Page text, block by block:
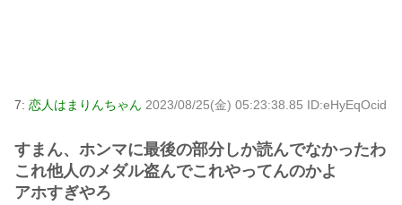
7: 恋人はまりんちゃん 2023/08/25(金) 05:23:38.85 ID:eHyEqOcid
すまん、ホンマに最後の部分しか読んでなかったわ
これ他人のメダル盗んでこれやってんのかよ
アホすぎやろ